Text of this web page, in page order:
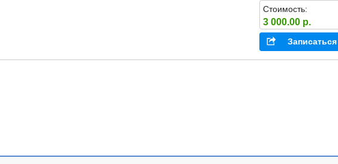
Стоимость:
3 000.00 р.
Записаться